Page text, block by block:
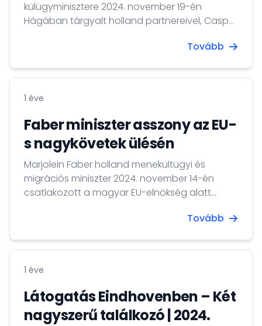
külügyminisztere 2024. november 19-én
Hágában tárgyalt holland partnereivel, Caspar
külkereskedelmi és fejlesztési együttműködési
és aktuális kül- és kereskedelempolitikai
holland Szabadságpárt elnökével is
találkozott, és interjút adott a holland RTL
televízió hírműsorának.
Tovább
1 éve
Faber miniszter asszony az EU-
s nagykövetek ülésén
Marjolein Faber holland menekültügyi és
migrációs miniszter 2024. november 14-én
csatlakozott a magyar EU-elnökség alatt
melyet Horogszegi Szilágyi-Landeck Dániel,
megbeszélések középpontjában a migrációs
valamint az európai együttműködés
előmozdítása állt.
Tovább
1 éve
Látogatás Eindhovenben – Két
nagyszerű találkozó | 2024.